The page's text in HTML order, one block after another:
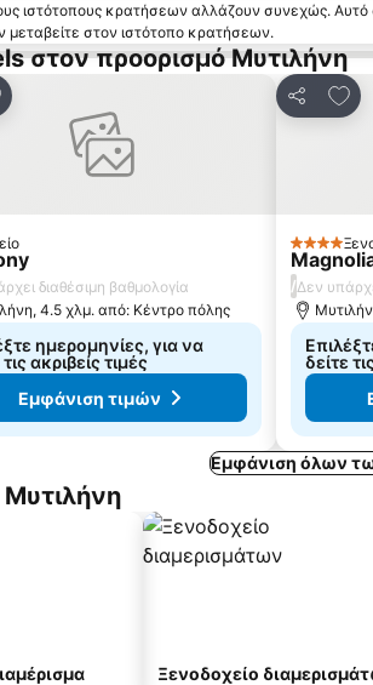
ιστότοπους κρατήσεων αλλάζουν συνεχώς. Αυτό
μεταβείτε στον ιστότοπο κρατήσεων.
στον προορισμό Μυτιλήνη
στα αγαπημένα
διαθέσιμη βαθμολογία
4.5 χλμ. από: Κέντρο πόλης
ημερομηνίες, για να
ακριβείς τιμές
Εμφάνιση τιμών
4 Αστέρια
/Δεν
δείτε
Εμφάνιση όλων
Ξενοδοχείο